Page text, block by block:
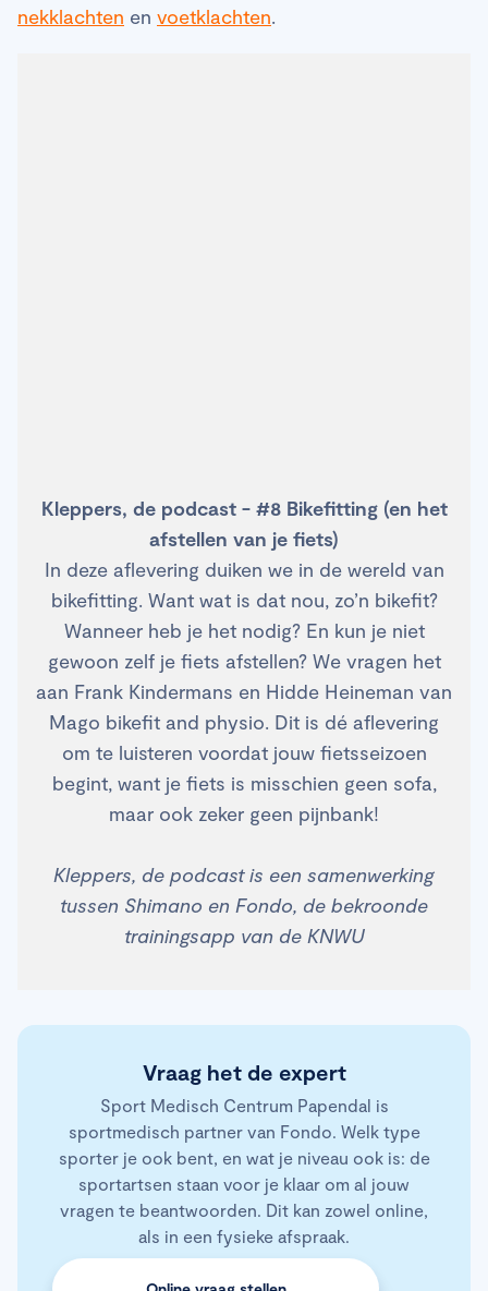
nekklachten en voetklachten.
Kleppers, de podcast - #8 Bikefitting (en het
afstellen van je fiets)
In deze aflevering duiken we in de wereld van
bikefitting. Want wat is dat nou, zo’n bikefit?
Wanneer heb je het nodig? En kun je niet
gewoon zelf je fiets afstellen? We vragen het
aan Frank Kindermans en Hidde Heineman van
Mago bikefit and physio. Dit is dé aflevering
om te luisteren voordat jouw fietsseizoen
begint, want je fiets is misschien geen sofa,
maar ook zeker geen pijnbank!
Kleppers, de podcast is een samenwerking
tussen Shimano en Fondo, de bekroonde
trainingsapp van de KNWU
Vraag het de expert
Sport Medisch Centrum Papendal is
sportmedisch partner van Fondo. Welk type
sporter je ook bent, en wat je niveau ook is: de
sportartsen staan voor je klaar om al jouw
vragen te beantwoorden. Dit kan zowel online,
als in een fysieke afspraak.